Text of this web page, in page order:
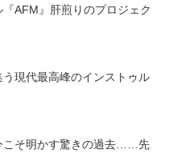
AFM』肝煎りのプロジェク
現代最高峰のインストゥル
こそ明かす驚きの過去……先